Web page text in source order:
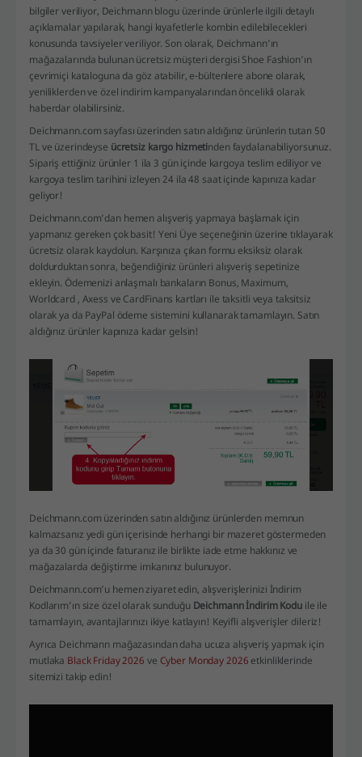
bilgiler veriliyor, Deichmann blogu üzerinde ürünlerle ilgili detaylı
açıklamalar yapılarak, hangi kıyafetlerle kombin edilebilecekleri
konusunda tavsiyeler veriliyor. Son olarak, Deichmann’ın
mağazalarında bulunan ücretsiz müşteri dergisi Shoe Fashion’ın
çevrimiçi kataloguna da göz atabilir, e-bültenlere abone olarak,
yeniliklerden ve özel indirim kampanyalarından öncelikli olarak
haberdar olabilirsiniz.
Deichmann.com sayfası üzerinden satın aldığınız ürünlerin tutarı 50
TL ve üzerindeyse ücretsiz kargo hizmetinden faydalanabiliyorsunuz.
Sipariş ettiğiniz ürünler 1 ila 3 gün içinde kargoya teslim ediliyor ve
kargoya teslim tarihini izleyen 24 ila 48 saat içinde kapınıza kadar
geliyor!
Deichmann.com’dan hemen alışveriş yapmaya başlamak için
yapmanız gereken çok basit! Yeni Üye seçeneğinin üzerine tıklayarak
ücretsiz olarak kaydolun. Karşınıza çıkan formu eksiksiz olarak
doldurduktan sonra, beğendiğiniz ürünleri alışveriş sepetinize
ekleyin. Ödemenizi anlaşmalı bankaların Bonus, Maximum,
Worldcard , Axess ve CardFinans kartları ile taksitli veya taksitsiz
olarak ya da PayPal ödeme sistemini kullanarak tamamlayın. Satın
aldığınız ürünler kapınıza kadar gelsin!
Deichmann.com üzerinden satın aldığınız ürünlerden memnun
kalmazsanız yedi gün içerisinde herhangi bir mazeret göstermeden
ya da 30 gün içinde faturanız ile birlikte iade etme hakkınız ve
mağazalarda değiştirme imkanınız bulunuyor.
Deichmann.com’u hemen ziyaret edin, alışverişlerinizi İndirim
Kodlarım’ın size özel olarak sunduğu Deichmann İndirim Koduile ile
tamamlayın, avantajlarınızı ikiye katlayın! Keyifli alışverişler dileriz!
Ayrıca Deichmann mağazasından daha ucuza alışveriş yapmak için
mutlaka Black Friday 2026 ve Cyber Monday 2026 etkinliklerinde
sitemizi takip edin!